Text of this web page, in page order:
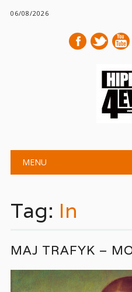
06/08/2026
Main menu
MENU
Tag: In
MAJ TRAFYK –